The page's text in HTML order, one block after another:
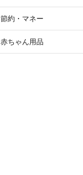
節約・マネー
赤ちゃん用品